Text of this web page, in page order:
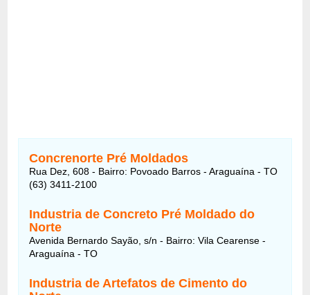
Concrenorte Pré Moldados
Rua Dez, 608 - Bairro: Povoado Barros - Araguaína - TO
(63) 3411-2100
Industria de Concreto Pré Moldado do
Norte
Avenida Bernardo Sayão, s/n - Bairro: Vila Cearense -
Araguaína - TO
Industria de Artefatos de Cimento do